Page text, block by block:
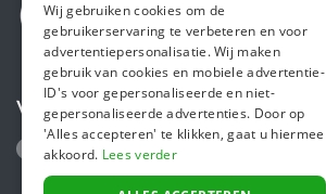
Volg ons
ENGLISH
Wij gebruiken cookies om de
gebruikerservaring te verbeteren en voor
advertentiepersonalisatie. Wij maken
gebruik van cookies en mobiele advertentie-
ID's voor gepersonaliseerde en niet-
gepersonaliseerde advertenties. Door op
'Alles accepteren' te klikken, gaat u hiermee
akkoord. Lees verder